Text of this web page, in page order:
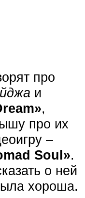
про
и
,
про их
–
Soul».
о ней
хороша.